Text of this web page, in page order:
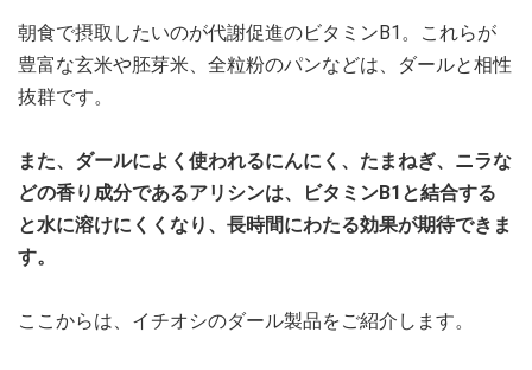
朝食で摂取したいのが代謝促進のビタミンB1。これらが
豊富な玄米や胚芽米、全粒粉のパンなどは、ダールと相性
抜群です。
また、ダールによく使われるにんにく、たまねぎ、ニラな
どの香り成分であるアリシンは、ビタミンB1と結合する
と水に溶けにくくなり、長時間にわたる効果が期待できま
す。
ここからは、イチオシのダール製品をご紹介します。